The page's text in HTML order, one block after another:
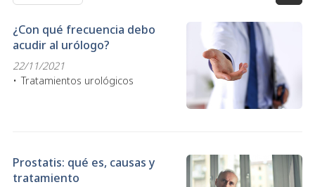
¿Con qué frecuencia debo
acudir al urólogo?
22/11/2021
Tratamientos urológicos
Prostatis: qué es, causas y
tratamiento